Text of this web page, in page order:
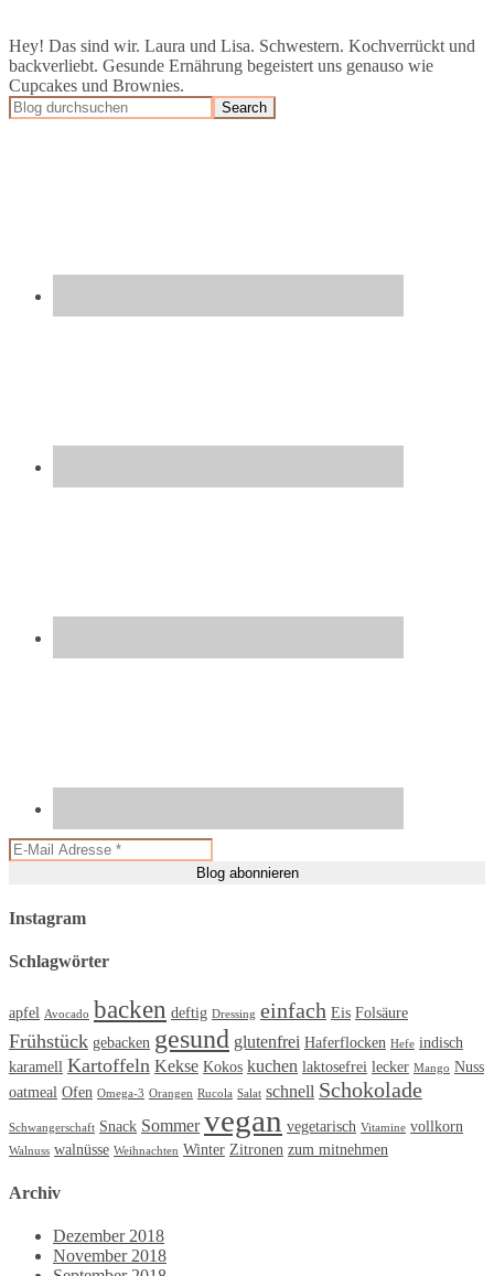
Hey! Das sind wir. Laura und Lisa. Schwestern. Kochverrückt und
backverliebt. Gesunde Ernährung begeistert uns genauso wie
Cupcakes und Brownies.
Instagram
Schlagwörter
apfel Avocado backen deftig Dressing einfach Eis Folsäure
Frühstück gebacken gesund glutenfrei Haferflocken Hefe indisch
karamell Kartoffeln Kekse Kokos kuchen laktosefrei lecker Mango Nuss
oatmeal Ofen Omega-3 Orangen Rucola Salat schnell Schokolade
Schwangerschaft Snack Sommer vegan vegetarisch Vitamine vollkorn
Walnuss walnüsse Weihnachten Winter Zitronen zum mitnehmen
Archiv
Dezember 2018
November 2018